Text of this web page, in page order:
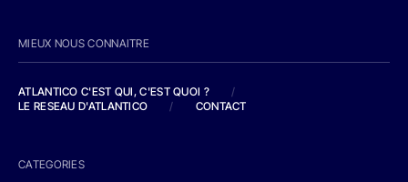
MIEUX NOUS CONNAITRE
ATLANTICO C'EST QUI, C'EST QUOI ?
/
LE RESEAU D'ATLANTICO
/ CONTACT
CATEGORIES